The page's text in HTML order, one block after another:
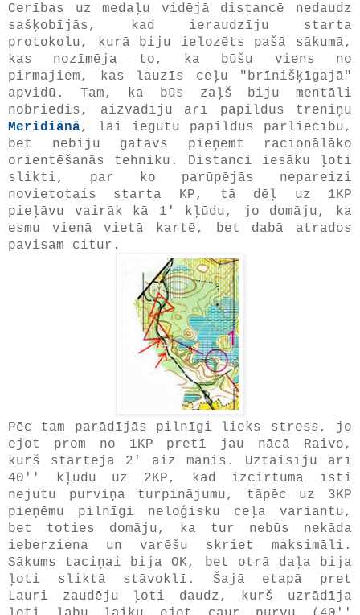
Cerības uz medaļu vidējā distancē nedaudz
sašķobījās, kad ieraudzīju starta
protokolu, kurā biju ielozēts pašā sākumā,
kas nozīmēja to, ka būšu viens no
pirmajiem, kas lauzīs ceļu "brīnišķīgajā"
apvidū. Tam, ka būs zaļš biju mentāli
nobriedis, aizvadīju arī papildus treniņu
Meridiānā, lai iegūtu papildus pārliecību,
bet nebiju gatavs pieņemt racionālāko
orientēšanās tehniku. Distanci iesāku ļoti
slikti, par ko parūpējās nepareizi
novietotais starta KP, tā dēļ uz 1KP
pieļāvu vairāk kā 1' kļūdu, jo domāju, ka
esmu vienā vietā kartē, bet dabā atrados
pavisam citur.
Pēc tam parādījās pilnīgi lieks stress, jo
ejot prom no 1KP pretī jau nācā Raivo,
kurš startēja 2' aiz manis. Uztaisīju arī
40'' kļūdu uz 2KP, kad izcirtumā īsti
nejutu purviņa turpinājumu, tāpēc uz 3KP
pieņēmu pilnīgi neloģisku ceļa variantu,
bet toties domāju, ka tur nebūs nekāda
ieberziena un varēšu skriet maksimāli.
Sākums taciņai bija OK, bet otrā daļa bija
ļoti sliktā stāvoklī. Šajā etapā pret
Lauri zaudēju ļoti daudz, kurš uzrādīja